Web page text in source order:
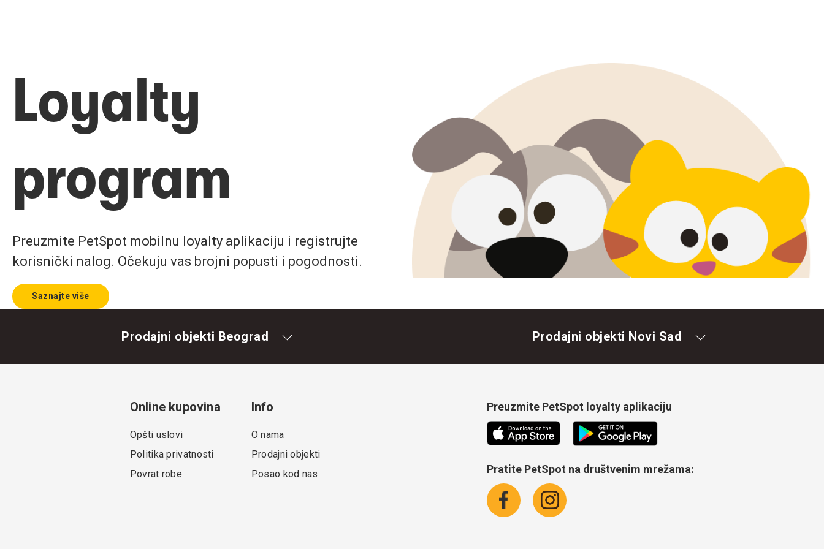
Loyalty
program
Preuzmite PetSpot mobilnu loyalty aplikaciju i registrujte
korisnički nalog. Očekuju vas brojni popusti i pogodnosti.
Saznajte više
Prodajni objekti Beograd Prodajni objekti Novi Sad
Online kupovina
Opšti uslovi
Politika privatnosti
Povrat robe
Info
O nama
Prodajni objekti
Posao kod nas
Preuzmite PetSpot loyalty aplikaciju
Pratite PetSpot na društvenim mrežama: